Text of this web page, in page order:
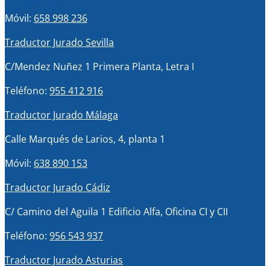
Móvil: 658 998 236
Traductor Jurado Sevilla
C/Mendez Nuñez 1 Primera Planta, Letra I
Teléfono: 955 412 916
Traductor Jurado Málaga
Calle Marqués de Larios, 4, planta 1
Móvil: 638 890 153
Traductor Jurado Cádiz
C/ Camino del Aguila 1 Edificio Alfa, Oficina CI y CII
Teléfono: 956 543 937
Traductor Jurado Asturias